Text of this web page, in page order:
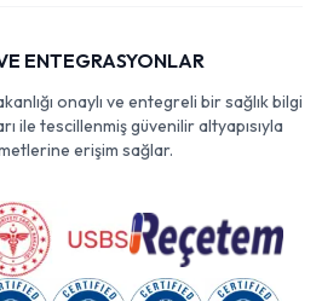
ENTEGRASYONLAR
onaylı ve entegreli bir sağlık bilgi
ile tescillenmiş güvenilir altyapısıyla
erişim sağlar.